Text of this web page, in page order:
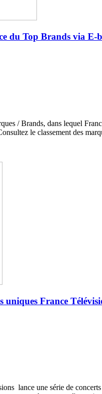
du Top Brands via E-
/ Brands, dans lequel
le classement des
uniques France
lance une série de